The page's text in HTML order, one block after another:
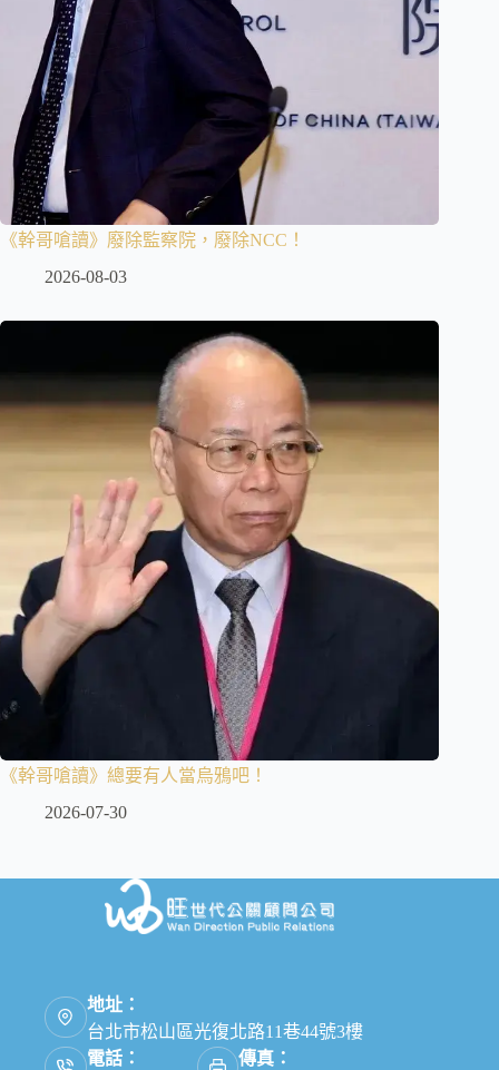
《幹哥嗆讀》廢除監察院，廢除NCC！
2026-08-03
《幹哥嗆讀》總要有人當烏鴉吧！
2026-07-30
地址：
台北市松山區光復北路11巷44號3樓
電話：
傳真：